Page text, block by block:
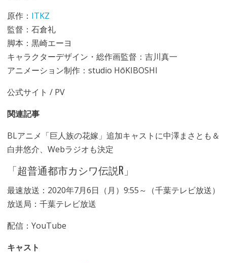
原作： ITKZ
監督：石倉礼
脚本：黒崎エーヨ
キャラクターデザイン・総作画監督：吉川真一
アニメーション制作：studio HōKIBOSHI
公式サイト / PV
関連記事
BLアニメ「巨人族の花嫁」追加キャストに中澤まさとも＆
白井悠介、Webラジオも決定
「超普通都市カシワ伝説R」
最速放送：2020年7月6日（月）9:55～（千葉テレビ放送）
放送局：千葉テレビ放送
配信：YouTube
キャスト